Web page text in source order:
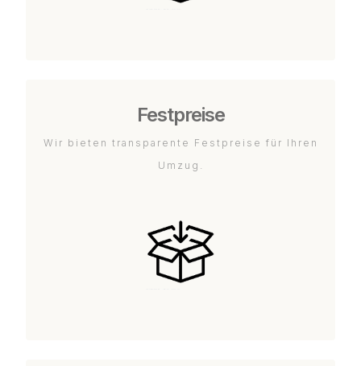
Festpreise
Wir bieten transparente Festpreise für Ihren
Umzug.